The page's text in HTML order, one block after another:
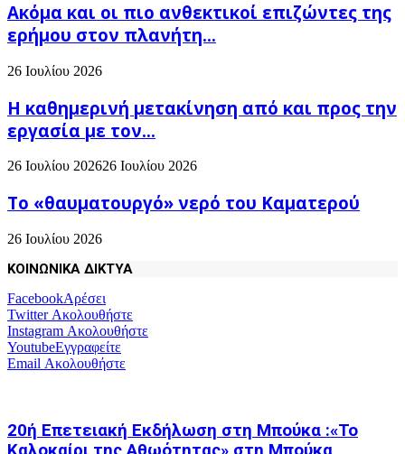
Ακόμα και οι πιο ανθεκτικοί επιζώντες της
ερήμου στον πλανήτη...
26 Ιουλίου 2026
H καθημερινή μετακίνηση από και προς την
εργασία με τον...
26 Ιουλίου 202626 Ιουλίου 2026
Το «θαυματουργό» νερό του Καματερού
26 Ιουλίου 2026
ΚΟΙΝΩΝΙΚΑ ΔΙΚΤΥΑ
FacebookΑρέσει
TwitterΑκολουθήστε
Instagram Ακολουθήστε
YoutubeΕγγραφείτε
Email Ακολουθήστε
20ή Επετειακή Εκδήλωση στη Μπούκα :«Το